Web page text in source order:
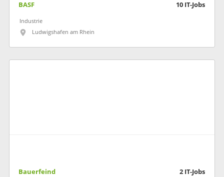
BASF 10 IT-Jobs
Industrie
Ludwigshafen am Rhein
Bauerfeind 2 IT-Jobs